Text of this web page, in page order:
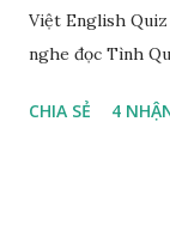
Việt English
nghe đọc Tình
CHIA SẺ 4